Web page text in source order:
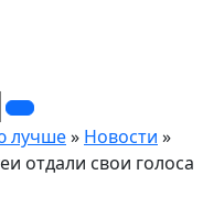
лучше» Новости »
отдали свои голоса